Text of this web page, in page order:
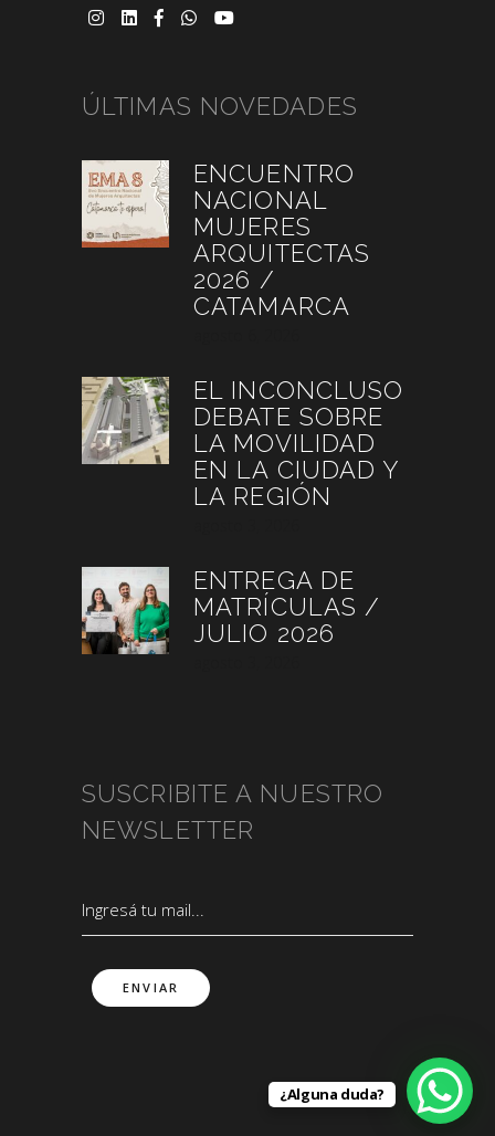
ÚLTIMAS NOVEDADES
ENCUENTRO
NACIONAL
MUJERES
ARQUITECTAS
2026 /
CATAMARCA
EL INCONCLUSO
DEBATE SOBRE
LA MOVILIDAD
EN LA CIUDAD Y
LA REGIÓN
ENTREGA DE
MATRÍCULAS /
JULIO 2026
SUSCRIBITE A NUESTRO
NEWSLETTER
¿Alguna duda?